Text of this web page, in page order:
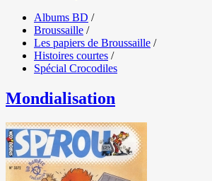
Albums BD /
Broussaille /
Les papiers de Broussaille /
Histoires courtes /
Spécial Crocodiles
Mondialisation